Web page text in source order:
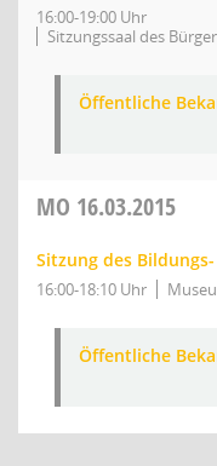
16:00-19:00 Uhr
Sitzungssaal des
Öffentliche
MO 16.03.2015
Sitzung des
16:00-18:10 Uhr
Öffentliche